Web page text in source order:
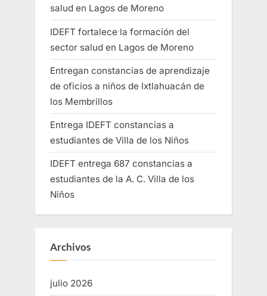
salud en Lagos de Moreno
IDEFT fortalece la formación del
sector salud en Lagos de Moreno
Entregan constancias de aprendizaje
de oficios a niños de Ixtlahuacán de
los Membrillos
Entrega IDEFT constancias a
estudiantes de Villa de los Niños
IDEFT entrega 687 constancias a
estudiantes de la A. C. Villa de los
Niños
Archivos
julio 2026